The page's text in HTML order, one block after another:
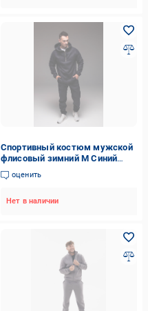
Спортивный костюм мужской
флисовый зимний M Синий
(2423)
оценить
Нет в наличии